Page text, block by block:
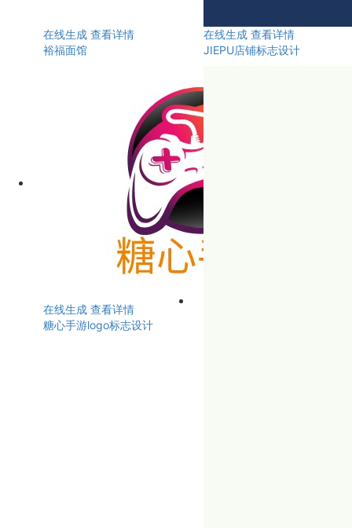
在线生成 查看详情
裕福面馆
在线生成 查看详情
JIEPU店铺标志设计
在线生成 查看详情
糖心手游logo标志设计